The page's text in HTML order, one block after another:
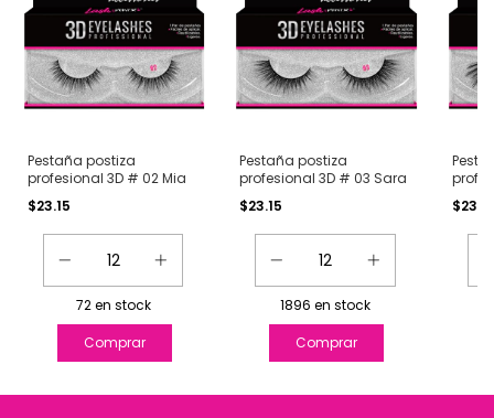
Pestaña postiza
profesional 3D # 02 Mia
$23.15
72en stock
Pestaña postiza
profesional 3D # 03 Sara
$23.15
1896 en stock
12 Fer
$23.15